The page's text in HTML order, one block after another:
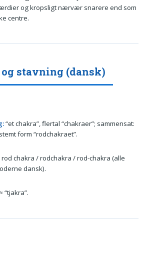
og kropsligt nærvær snarere end som
centre.
stavning (dansk)
“et chakra”, flertal “chakraer”; sammensat:
form “rodchakraet”.
rod chakra / rodchakra / rod-chakra (alle
dansk).
“tjakra”.